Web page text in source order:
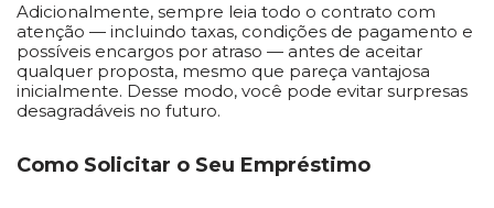
Adicionalmente, sempre leia todo o contrato com
atenção — incluindo taxas, condições de pagamento e
possíveis encargos por atraso — antes de aceitar
qualquer proposta, mesmo que pareça vantajosa
inicialmente. Desse modo, você pode evitar surpresas
desagradáveis no futuro.
Como Solicitar o Seu Empréstimo